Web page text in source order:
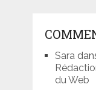
Sara
du Web